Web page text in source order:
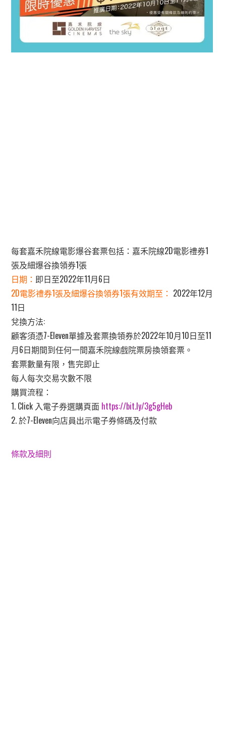
每套嘉禾院線電影爆谷套票包括：嘉禾院線2D電影禮券1
張及細爆谷換領券1張
日期： 即日至2022年11月6日
2D電影禮券1張及細爆谷換領券1張有效期至： 2022年12月
11日
兌換方法:
顧客須憑7-Eleven單據及套票換領券於2022年10月10日至11
月6日期間到任何一間嘉禾院線戲院票房換領套票。
套票數量有限，售完即止
每人每次交易次數不限
購買流程：
1. Click 入電子券選購頁面 https://bit.ly/3g5gHeb
2. 於7-Eleven向店員出示電子券條碼及付款
條款及細則